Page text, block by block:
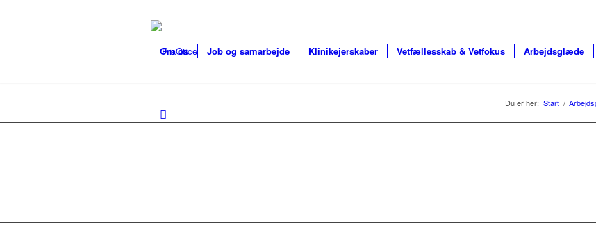
Om os Job og samarbejde Klinikejerskaber Vetfællesskab & Vetfokus Arbejdsglæde
Du er her: Start /